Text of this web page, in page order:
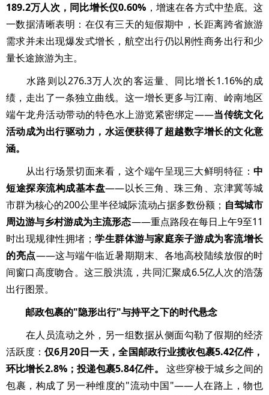
189.2万人次，同比增长仅0.60% ，增速在各方式中垫底。这
一数据清晰表明：在仅有三天的短假期中，长距离跨省旅游
需求并未出现爆发式增长，航空出行仍以刚性商务出行和少
量长途旅游为主。
水路则以276.3万人次的客运量、同比增长1.16%的成
绩，走出了一条独立曲线。这一增长更多与江南、岭南地区
端午龙舟活动带动的特色水上游览紧密绑定——当传统文化
活动成为出行驱动力，水运便获得了超越数字增长的文化意
涵。
从出行场景切面来看，这个端午呈现三大鲜明特征： 中
短途探亲流构成基本盘——以长三角、珠三角、京津冀等城
市群为核心的200公里半径城际流动占据多数份额； 自驾城市
周边游与乡村游成为主流形态——重点路段在每日上午9至11
时出现规律性拥堵； 学生群体游与家庭亲子游成为客流增长
的亮点——这与端午临近暑期期末、各地高校陆续放假的时
间窗口高度吻合。这三股洪流，共同汇聚成6.5亿人次的浩荡
出行图景。
邮政包裹的"隐形出行"与持平之下的时代悬念
在人员流动之外，另一组数据从侧面勾勒了假期的经济
活跃度：仅6月20日一天，全国邮政行业揽收包裹5.42亿件，
环比增长2.8%；投递包裹5.84亿件。
这些穿梭于城乡之间的
包裹，构成了另一种维度的"流动中国"——人在路上，物也